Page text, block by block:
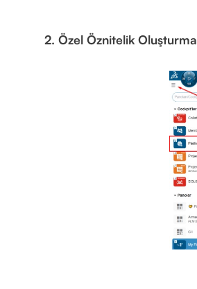
2. Özel Öznitelik Oluşturma